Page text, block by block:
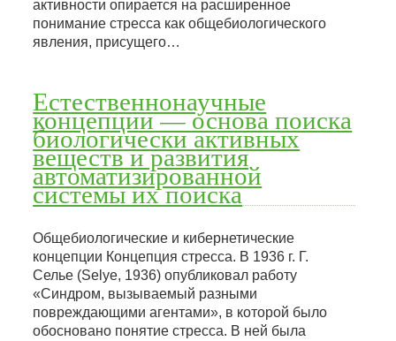
активности опирается на расширенное
понимание стресса как общебиологического
явления, присущего…
Естественнонаучные
концепции — основа поиска
биологически активных
веществ и развития
автоматизированной
системы их поиска
Общебиологические и кибернетические
концепции Концепция стресса. В 1936 г. Г.
Селье (Selye, 1936) опубликовал работу
«Синдром, вызываемый разными
повреждающими агентами», в которой было
обосновано понятие стресса. В ней была